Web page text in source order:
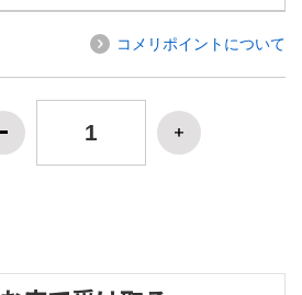
コメリポイントについて